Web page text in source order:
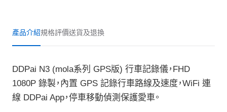
產品介紹規格評價送貨及退換
DDPai N3 (mola系列 GPS版) 行車記錄儀，FHD
1080P 錄製，內置 GPS 記錄行車路線及速度，WiFi 連
線 DDPai App，停車移動偵測保護愛車。